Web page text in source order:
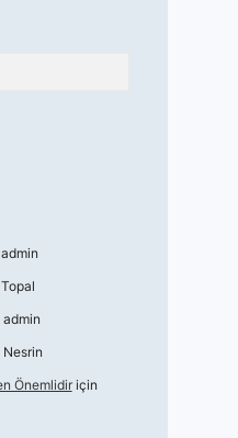
admin
Topal
admin
Nesrin
Önemlidiriçin